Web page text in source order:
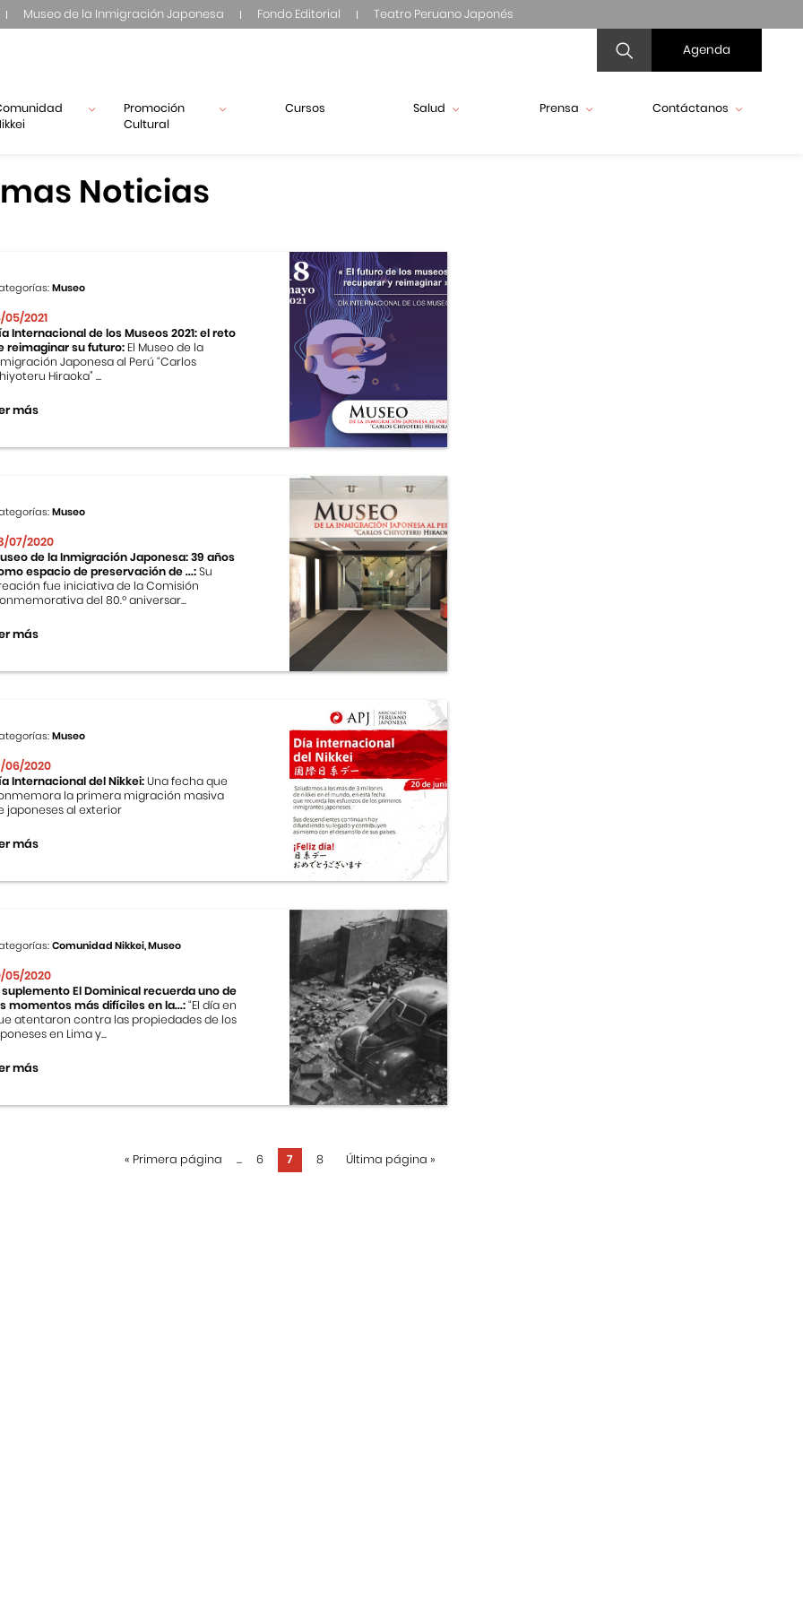
Museo de la Inmigración Japonesa Fondo Editorial Teatro Peruano Japonés
Agenda
Promoción
Cultural
Cursos Salud Prensa Contáctanos
Noticias
Museo
05/2021
Internacional de los Museos 2021: el reto
reimaginar su futuro: El Museo de la
Japonesa al Perú “Carlos
Hiraoka” ...
más
Museo
07/2020
de la Inmigración Japonesa: 39 años
espacio de preservación de ...:Su
fue iniciativa de la Comisión
del 80.º aniversar...
más
Museo
06/2020
Internacional del Nikkei:Una fecha que
la primera migración masiva
japoneses al exterior
más
Comunidad Nikkei, Museo
05/2020
suplemento El Dominical recuerda uno de
momentos más difíciles en la...:“El día en
atentaron contra las propiedades de los
en Lima y...
más
« Primera página ... 6 7 8 Última página »